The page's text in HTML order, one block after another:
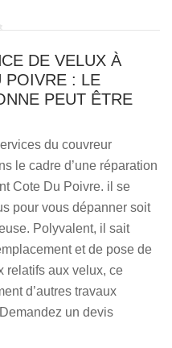
DE VELUX À
POIVRE : LE
PEUT ÊTRE
du couvreur
le cadre d’une réparation
Cote Du Poivre. il se
pour vous dépanner soit
Polyvalent, il sait
et de pose de
relatifs aux velux, ce
d’autres travaux
un devis